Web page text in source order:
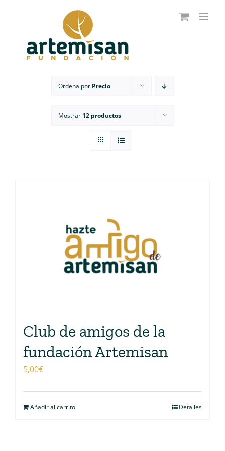
Ordena por Precio
Mostrar 12 productos
Club de amigos de la
fundación Artemisan
5,00€
Añadir al carrito Detalles